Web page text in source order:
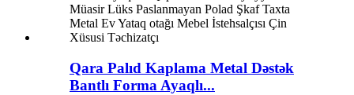
Qara Palıd Kaplama Metal Dəstək
Bantlı Forma Ayaqlı...